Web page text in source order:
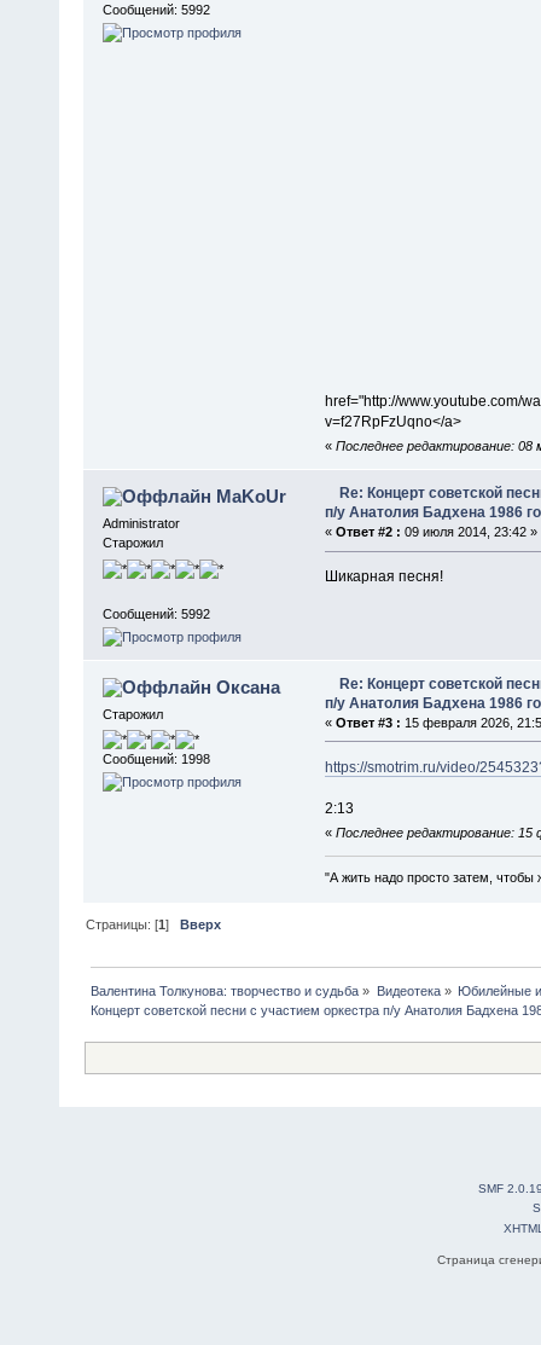
Сообщений: 5992
href="http://www.youtube.com/
v=f27RpFzUqno</a>
« Последнее редактирование:
MaKoUr
Administrator
Старожил
Сообщений: 5992
Re: Концерт советской
п/у Анатолия Бадхена 1986
« Ответ #2 : 09 июля 2014, 23:42 »
Шикарная песня!
Оксана
Старожил
Сообщений: 1998
Re: Концерт советской
п/у Анатолия Бадхена 1986
« Ответ #3 : 15 февраля 2026,
https://smotrim.ru/video/
2:13
« Последнее редактирование:
"А жить надо просто затем, чтобы
Страницы: [1] Вверх
Валентина Толкунова: творчество и судьба » Видеотека»
Юбилейные
Концерт советской песни с участием оркестра п/у Анатолия Бадхена
SMF
Страница